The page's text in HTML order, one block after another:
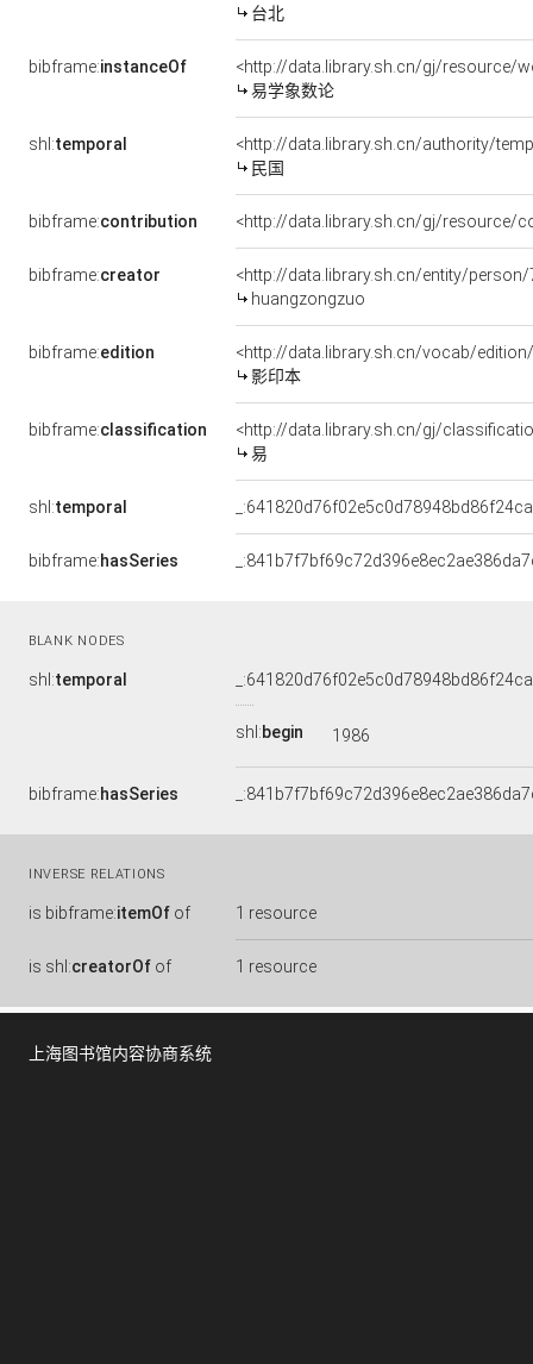
台北
bibframe:instanceOf
<http://data.library.sh.cn/gj/resource/
易学象数论
shl:temporal
<http://data.library.sh.cn/authority/
民国
bibframe:contribution <http://data.library.sh.cn/gj/resource/
bibframe:creator
<http://data.library.sh.cn/entity/
huangzongzuo
bibframe:edition
<http://data.library.sh.cn/vocab/
影印本
bibframe:classification
<http://data.library.sh.cn/gj/
易
shl:temporal
bibframe:hasSeries
BLANK NODES
shl:temporal
shl:begin 1986
bibframe:hasSeries
INVERSE RELATIONS
is bibframe:itemOf of 1 resource
is shl:creatorOf of 1 resource
上海图书馆内容协商系统